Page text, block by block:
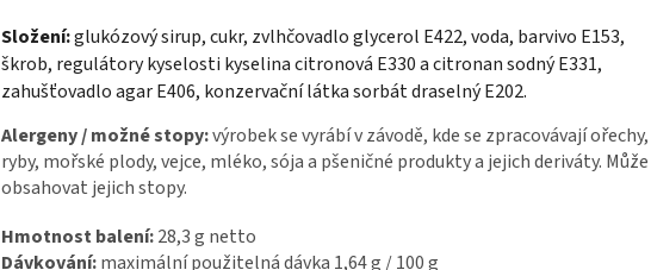
Složení:glukózový sirup, cukr, zvlhčovadlo glycerol E422, voda, barvivo E153,
škrob, regulátory kyselosti kyselina citronová E330 a citronan sodný E331,
zahušťovadlo agar E406, konzervační látka sorbát draselný E202.
Alergeny / možné stopy:výrobek se vyrábí v závodě, kde se zpracovávají ořechy,
ryby, mořské plody, vejce, mléko, sója a pšeničné produkty a jejich deriváty. Může
obsahovat jejich stopy.
Hmotnost balení:28,3 g netto
Dávkování:maximální použitelná dávka 1,64 g / 100 g